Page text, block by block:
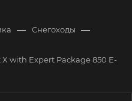
— Снегоходы —
with Expert Package 850 E-